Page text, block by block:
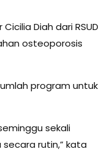
Diah dari RSUD
osteoporosis
program untuk
sekali
rutin,” kata